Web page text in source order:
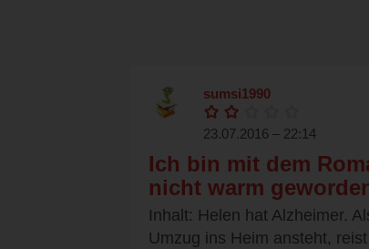
sumsi1990
23.07.2016 – 22:14
Ich bin mit dem
nicht warm
Inhalt: Helen hat Alzheimer.
Umzug ins Heim ansteht,